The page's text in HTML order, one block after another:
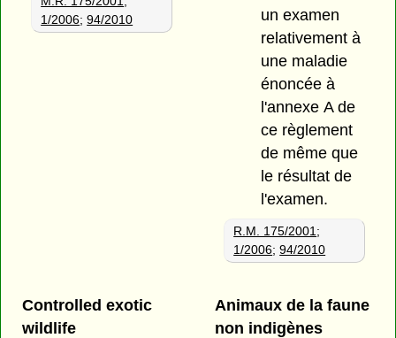
1/2006;94/2010
un examen
relativement à
une maladie
énoncée à
l'annexe A de
ce règlement
de même que
le résultat de
l'examen.
R.M. 175/2001 ;
1/2006;94/2010
Controlled exotic
wildlife
Animaux de la faune
non indigènes